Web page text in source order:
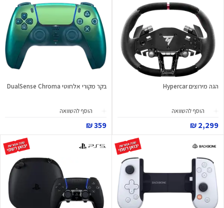
הגה מירוצים Hypercar
הוסף להשוואה
2,299 ₪
בקר מקורי אלחוטי DualSense Chroma
הוסף להשוואה
359 ₪